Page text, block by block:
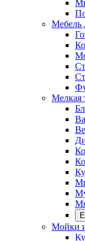
Мебель
Мелкая
Мойки